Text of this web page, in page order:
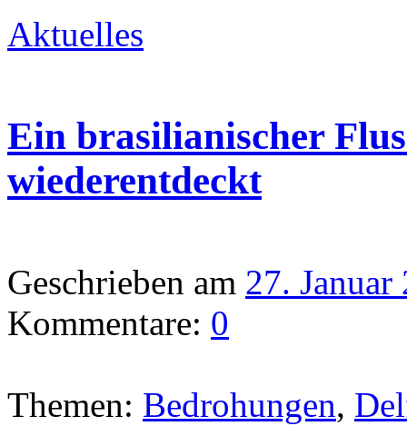
Aktuelles
Ein brasilianischer
wiederentdeckt
Geschrieben am 27. Januar
Kommentare: 0
Themen: Bedrohungen,